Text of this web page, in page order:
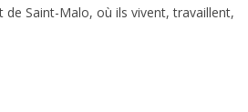
Saint-Malo, où ils vivent, travaillent,